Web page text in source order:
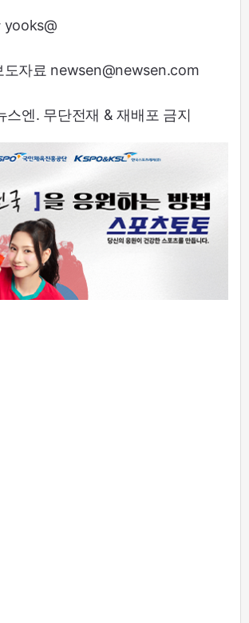
yooks@
도자료 newsen@newsen.com
엔. 무단전재 & 재배포 금지